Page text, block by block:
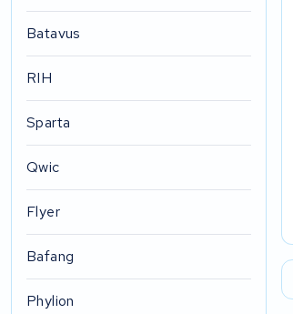
Batavus
RIH
Sparta
Qwic
Flyer
Bafang
Phylion